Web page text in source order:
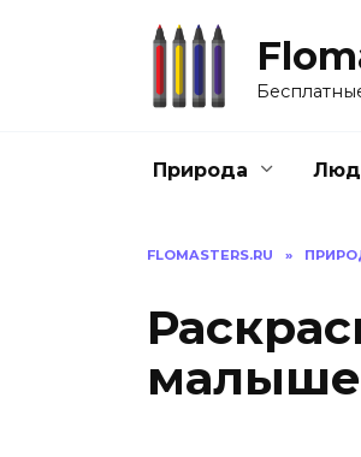
Природа
FLOMASTERS.RU »